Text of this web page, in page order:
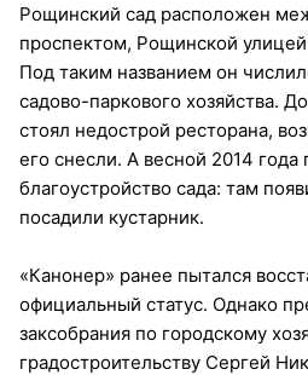
Рощинский сад расположен
проспектом, Рощинской
Под таким названием он
садово-паркового хозяйства.
стоял недострой ресторана,
его снесли. А весной 2014
благоустройство сада: там
посадили кустарник.
«Канонер» ранее пытался
официальный статус. Однако
заксобрания по городскому
градостроительству Сергей